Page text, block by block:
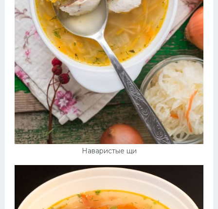
Наваристые щи